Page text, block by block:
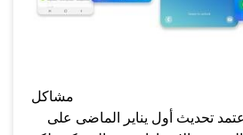
تحديث أول يناير الماضى على